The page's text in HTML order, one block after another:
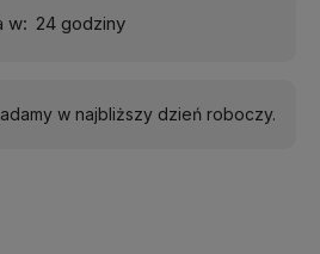
w: 24 godziny
w najbliższy dzień roboczy.